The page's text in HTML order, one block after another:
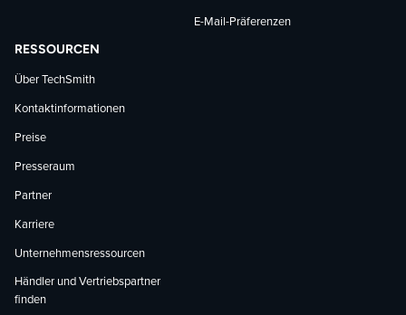
E-Mail-Präferenzen
RESSOURCEN
Über TechSmith
Kontaktinformationen
Preise
Presseraum
Partner
Karriere
Unternehmensressourcen
Händler und Vertriebspartner
finden